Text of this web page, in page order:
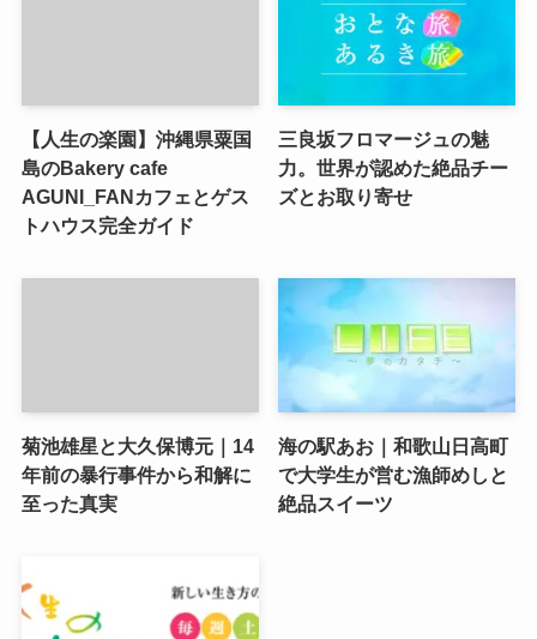
【人生の楽園】沖縄県粟国
島のBakery cafe
AGUNI_FANカフェとゲス
トハウス完全ガイド
三良坂フロマージュの魅
力。世界が認めた絶品チー
ズとお取り寄せ
菊池雄星と大久保博元｜14
年前の暴行事件から和解に
至った真実
海の駅あお｜和歌山日高町
で大学生が営む漁師めしと
絶品スイーツ